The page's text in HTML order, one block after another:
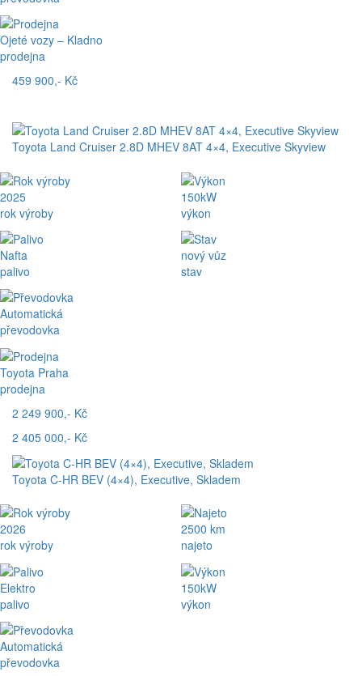
Ojeté vozy – Kladno
prodejna
459 900,- Kč
Toyota Land Cruiser 2.8D MHEV 8AT 4×4, Executive Skyview
2025
rok výroby
Nafta
palivo
Automatická
převodovka
Toyota Praha
prodejna
150kW
výkon
nový vůz
stav
2 249 900,- Kč
2 405 000,- Kč
Toyota C-HR BEV (4×4), Executive, Skladem
2026
rok výroby
Elektro
palivo
Automatická
převodovka
2500 km
najeto
150kW
výkon